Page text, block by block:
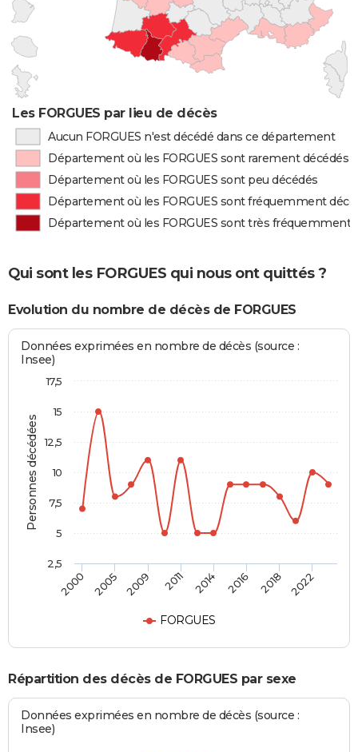
Les FORGUES par lieu de décès
Aucun FORGUES n'est décédé dans ce département
Département où les FORGUES sont rarement décédés
Département où les FORGUES sont peu décédés
Département où les FORGUES sont fréquemment
Département où les FORGUES sont très fréquemment
Qui sont les FORGUES qui nous ont quittés ?
Evolution du nombre de décès de FORGUES
Personnes décédées
Données exprimées en nombre de décès (source :
Insee)
FORGUES
2000 2005 2009 2011 2014 2016 2018 2022
2,5
5
7,5
10
12,5
15
17,5
Répartition des décès de FORGUES par sexe
Données exprimées en nombre de décès (source :
Insee)